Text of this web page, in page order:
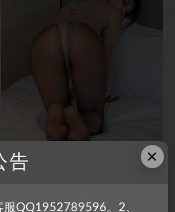
×
告
QQ1952789596。2、